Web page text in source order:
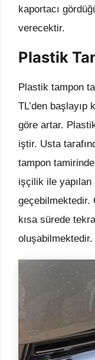
kaportacı
verecektir.
Plastik
Plastik tampon
TL’den başlayıp
göre artar.
iştir. Usta
tampon
işçilik ile yapılan
geçebilmektedir.
kısa sürede
oluşabilmektedir.